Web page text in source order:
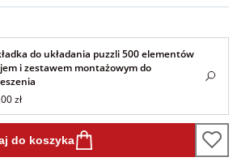
do układania puzzli 500 elementów
i zestawem montażowym do
zł
do koszyka